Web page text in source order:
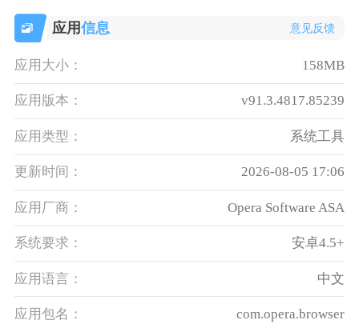
应用信息 意见反馈
应用大小： 158MB
应用版本： v91.3.4817.85239
应用类型： 系统工具
更新时间： 2026-08-05 17:06
应用厂商： Opera Software ASA
系统要求： 安卓4.5+
应用语言： 中文
应用包名： com.opera.browser